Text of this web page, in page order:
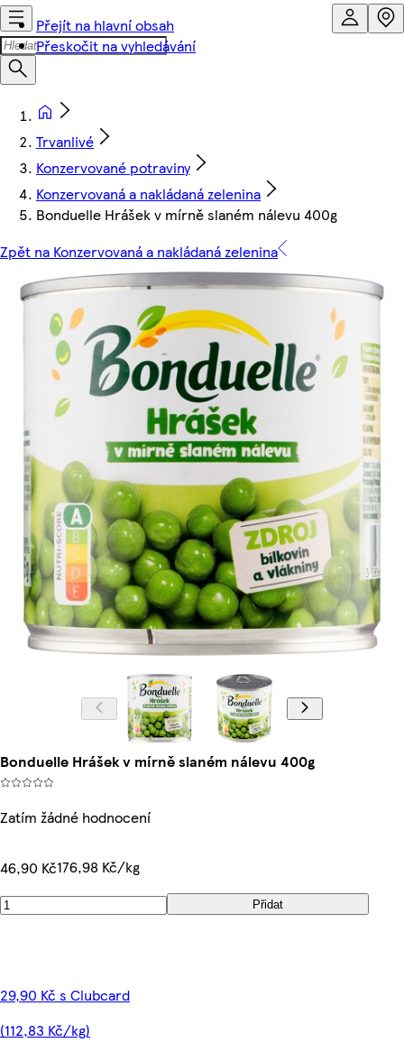
Přejít na hlavní obsah
Přeskočit na vyhledávání
Trvanlivé
Konzervované potraviny
Konzervovaná a nakládaná zelenina
Bonduelle Hrášek v mírně slaném nálevu 400g
Zpět na Konzervovaná a nakládaná zelenina
Bonduelle Hrášek v mírně slaném nálevu 400g
Zatím žádné hodnocení
46,90 Kč176,98 Kč/kg
Přidat
29,90 Kč s Clubcard
(112,83 Kč/kg)